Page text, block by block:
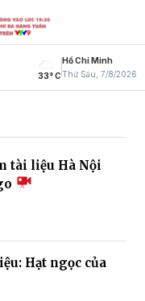
33° C
Hồ Chí Minh
Thứ Sáu, 7/8/2026
tài liệu Hà Nội
Hạt ngọc của